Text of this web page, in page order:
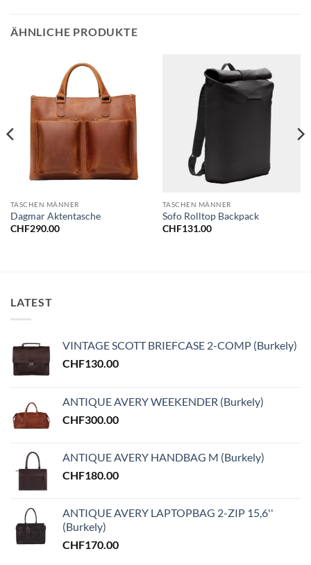
ÄHNLICHE PRODUKTE
TASCHEN MÄNNER
Dagmar Aktentasche
CHF290.00
TASCHEN MÄNNER
Sofo Rolltop Backpack
CHF131.00
LATEST
VINTAGE SCOTT BRIEFCASE 2-COMP (Burkely)
CHF130.00
ANTIQUE AVERY WEEKENDER (Burkely)
CHF300.00
ANTIQUE AVERY HANDBAG M (Burkely)
CHF180.00
ANTIQUE AVERY LAPTOPBAG 2-ZIP 15,6''
(Burkely)
CHF170.00